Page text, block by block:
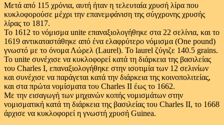
Μετά από 115 χρόνια, αυτή ήταν η τελευταία χρυσή λίρα που
κυκλοφορούσε μέχρι την επανεμφάνιση της σύγχρονης χρυσής
λίρας το 1817.
Το 1612 το νόμισμα unite επαναξιολογήθηκε στα 22 σελίνια, και το
1619 αντικαταστάθηκε από ένα ελαφρύτερο νόμισμα (One pound)
γνωστό με το όνομα Λώρελ (Laurel). To laurel ζύγιζε 140.5 grains.
To unite συνέχισε να κυκλοφορεί κατά τη διάρκεια της βασιλείας
του Charles I, επαναξιολογήθηκε στην ισοτιμία των 12 σελινίων
και συνέχισε να παράγεται κατά την διάρκεια της κοινοπολιτείας,
και στα πρώτα νομίσματα του Charles II έως το 1662.
Με την εισαγωγή των μηχανών κοπής νομισμάτων στην
νομισματική κατά τη διάρκεια της βασιλείας του Charles II, το 1668
άρχισε να κυκλοφορεί η γνωστή χρυσή Guinea.